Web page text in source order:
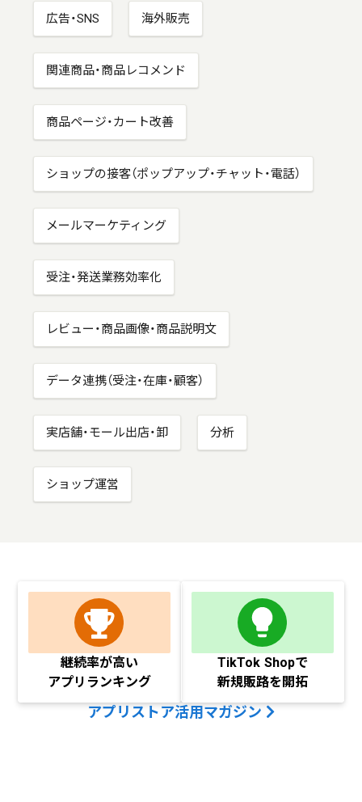
広告・SNS 海外販売
関連商品・商品レコメンド
商品ページ・カート改善
ショップの接客（ポップアップ・チャット・電話）
メールマーケティング
受注・発送業務効率化
レビュー・商品画像・商品説明文
データ連携（受注・在庫・顧客）
実店舗・モール出店・卸 分析
ショップ運営
継続率が高い
アプリランキング
TikTok Shopで
新規販路を開拓
アプリストア活用マガジン